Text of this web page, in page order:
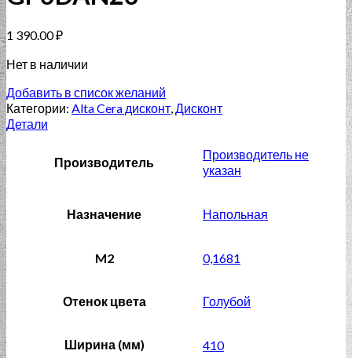
1 390.00₽
Нет в наличии
Добавить в список желаний
Категории: Alta Cera дисконт,Дисконт
Детали
Производитель
Производитель не
указан
Назначение Напольная
M2 0,1681
Отенок цвета Голубой
Ширина (мм) 410